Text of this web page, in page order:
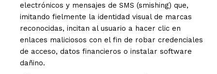
electrónicos y mensajes de SMS (smishing) que,
imitando fielmente la identidad visual de marcas
reconocidas, incitan al usuario a hacer clic en
enlaces maliciosos con el fin de robar credenciales
de acceso, datos financieros o instalar software
dañino.